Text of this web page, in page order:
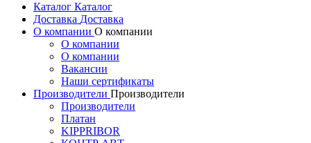
Каталог Каталог
Доставка Доставка
О компании О компании
О компании
О компании
Вакансии
Наши сертификаты
Производители Производители
Производители
Платан
KIPPRIBOR